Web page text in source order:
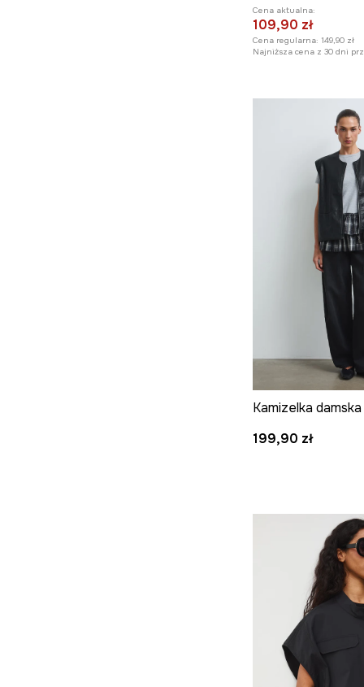
Cena aktualna:
109,90 zł
Cena regularna: 149,90 zł
Najniższa cena z 30 dni
199,90 zł